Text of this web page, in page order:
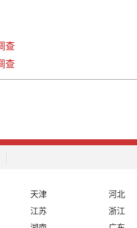
查
查
天津 河北
江苏 浙江